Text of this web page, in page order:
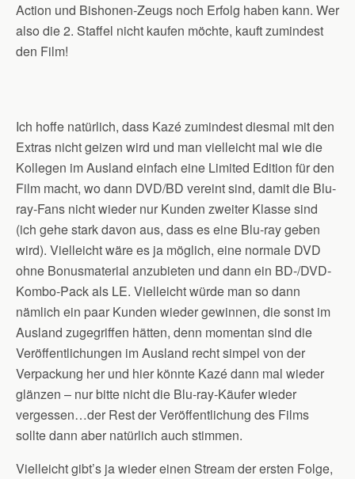
Action und Bishonen-Zeugs noch Erfolg haben kann. Wer
also die 2. Staffel nicht kaufen möchte, kauft zumindest
den Film!
Ich hoffe natürlich, dass Kazé zumindest diesmal mit den
Extras nicht geizen wird und man vielleicht mal wie die
Kollegen im Ausland einfach eine Limited Edition für den
Film macht, wo dann DVD/BD vereint sind, damit die Blu-
ray-Fans nicht wieder nur Kunden zweiter Klasse sind
(ich gehe stark davon aus, dass es eine Blu-ray geben
wird). Vielleicht wäre es ja möglich, eine normale DVD
ohne Bonusmaterial anzubieten und dann ein BD-/DVD-
Kombo-Pack als LE. Vielleicht würde man so dann
nämlich ein paar Kunden wieder gewinnen, die sonst im
Ausland zugegriffen hätten, denn momentan sind die
Veröffentlichungen im Ausland recht simpel von der
Verpackung her und hier könnte Kazé dann mal wieder
glänzen – nur bitte nicht die Blu-ray-Käufer wieder
vergessen…der Rest der Veröffentlichung des Films
sollte dann aber natürlich auch stimmen.
Vielleicht gibt’s ja wieder einen Stream der ersten Folge,